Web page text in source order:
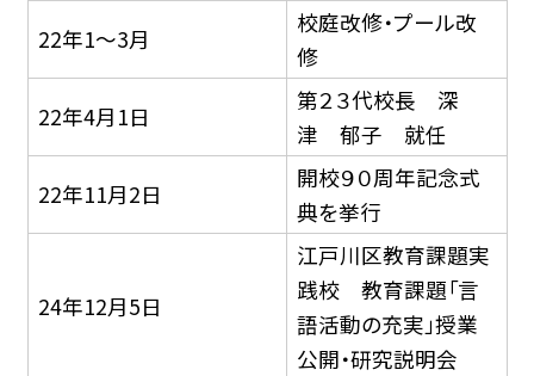
22年1〜3月
校庭改修・プール改
修
22年4月1日
第２３代校長 深
津 郁子 就任
22年11月2日
開校９０周年記念式
典を挙行
24年12月5日
江戸川区教育課題実
践校 教育課題「言
語活動の充実」授業
公開・研究説明会